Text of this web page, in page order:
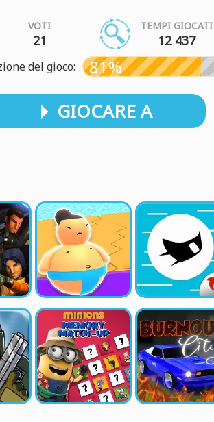
VOTI
21
TEMPI GIOCATI
12 437
del gioco: 81%
GIOCARE A